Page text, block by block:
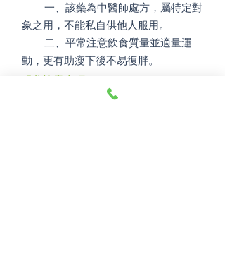
一、該藥為中醫師處方，屬特定對
象之用，不能私自供他人服用。
二、平常注意飲食質量並適量運
動，更有助瘦下後不易復胖。
服藥注意事項
一、施打疫苗期間能不能服用減